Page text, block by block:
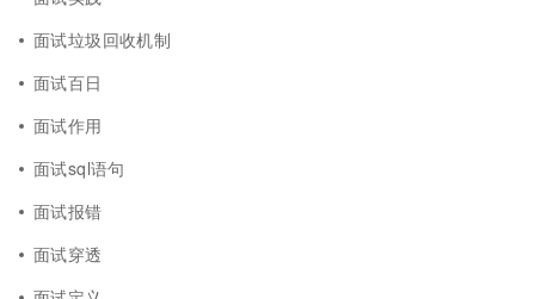
面试垃圾回收机制
面试百日
面试作用
面试sql语句
面试报错
面试穿透